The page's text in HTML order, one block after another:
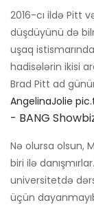
2016-cı ildə Pitt
düşdüyünü də
uşaq
hadisələrin ikisi
Brad Pitt ad
AngelinaJolie
- BANG
Nə olursa olsun,
biri ilə
universitetdə
üçün